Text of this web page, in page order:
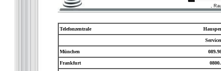
,
Telefonzentrale
München
Frankfurt